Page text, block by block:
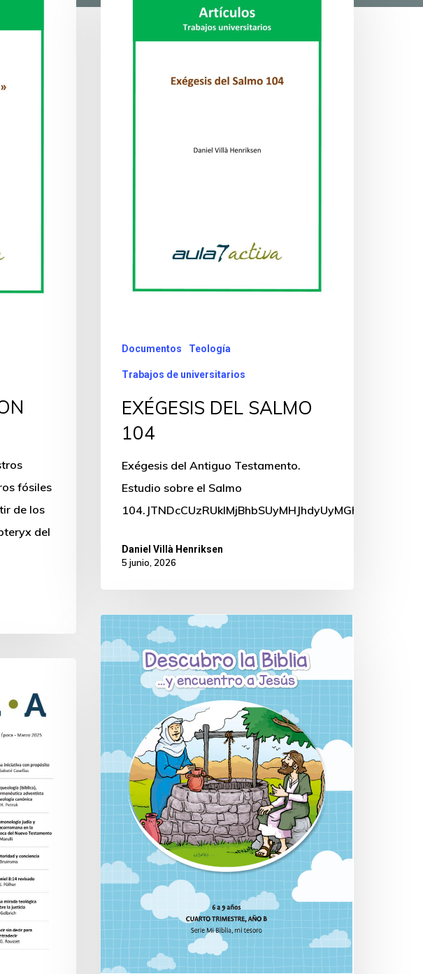
fósiles
de los
del
Documentos Teología
Trabajos de universitarios
EXÉGESIS DEL SALMO
104
Exégesis del Antiguo Testamento.
Estudio sobre el Salmo
Daniel Villà Henriksen
5 junio, 2026